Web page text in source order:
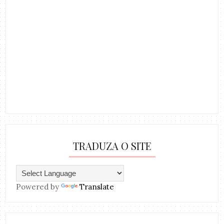
TRADUZA O SITE
Powered by Translate